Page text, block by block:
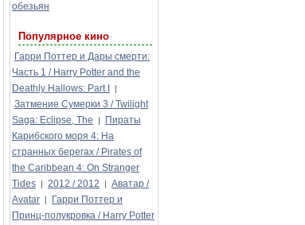
обезьян
Популярное кино
Гарри Поттер и Дары смерти:
Часть 1 / Harry Potter and the
Deathly Hallows: Part I
|
Затмение Сумерки 3 / Twilight
Saga: Eclipse, The
|
Пираты
Карибского моря 4: На
странных берегах / Pirates of
the Caribbean 4: On Stranger
Tides | 2012 / 2012 | Аватар /
Avatar |
Гарри Поттер и
Принц-полукровка / Harry Potter